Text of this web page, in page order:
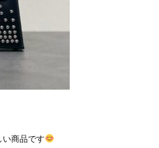
い商品です